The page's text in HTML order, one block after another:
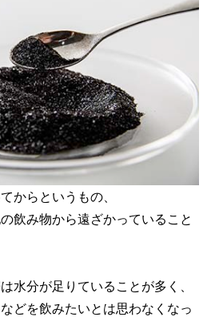
からというもの、
飲み物から遠ざかっていること
水分が足りていることが多く、
どを飲みたいとは思わなくなっ